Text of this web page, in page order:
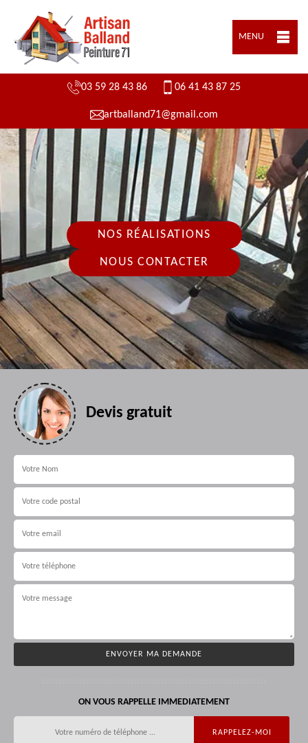
MENU
03 59 28 43 86 06 41 43 87 25
artballand71@gmail.com
NOS RÉALISATIONS
NOUS CONTACTER
Devis gratuit
ON VOUS RAPPELLE IMMEDIATEMENT